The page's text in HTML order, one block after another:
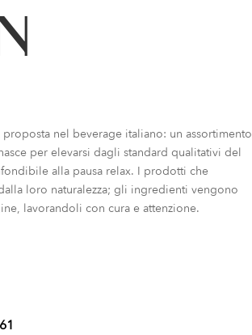
proposta nel beverage italiano: un assortimento
per elevarsi dagli standard qualitativi del
alla pausa relax. I prodotti che
loro naturalezza; gli ingredienti vengono
lavorandoli con cura e attenzione.